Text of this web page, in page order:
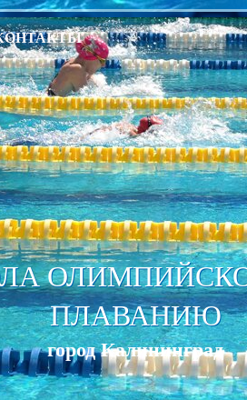
ПЛАВАНИЮ
город Калининград